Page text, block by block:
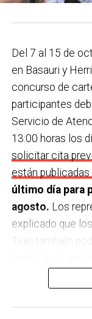
Del 7 al 15 de
en Basauri y
concurso de
participantes
Servicio de
13:00 horas los
solicitar cita
están
último día para
agosto. Los
explicado que
El único
siguiente texto